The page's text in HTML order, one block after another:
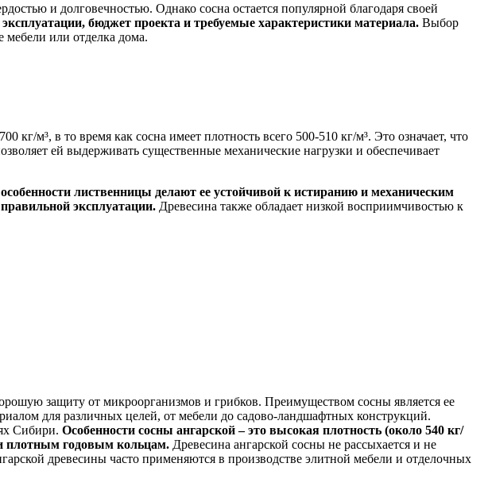
и долговечностью. Однако сосна остается популярной благодаря своей
бюджет проекта и требуемые характеристики материала. Выбор
мебели или отделка дома.
кг/м³, в то время как сосна имеет плотность всего 500-510 кг/м³. Это означает, что
ей выдерживать существенные механические нагрузки и обеспечивает
лиственницы делают ее устойчивой к истиранию и механическим
эксплуатации. Древесина также обладает низкой восприимчивостью к
защиту от микроорганизмов и грибков. Преимуществом сосны является ее
для различных целей, от мебели до садово-ландшафтных конструкций.
Сибири. Особенности сосны ангарской – это высокая плотность (около 540 кг/
плотным годовым кольцам. Древесина ангарской сосны не рассыхается и не
древесины часто применяются в производстве элитной мебели и отделочных